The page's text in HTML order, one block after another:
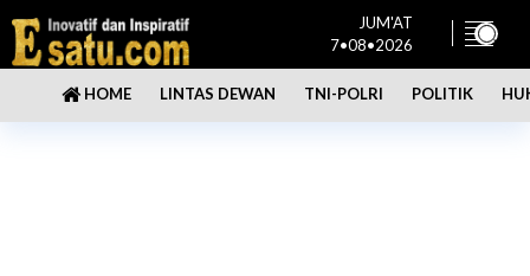
JUM'AT
7•08•2026
HOME LINTAS DEWAN TNI-POLRI POLITIK